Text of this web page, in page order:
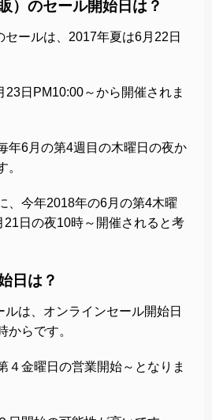
）のセール開始日は？
ールは、2017年夏は6月22日
23日PM10:00～から開催されま
年6月の第4週目の木曜日の夜か
。
、今年2018年の6月の第4木曜
21日の夜10時～開催されると考
日は？
は、オンラインセール開始日
からです。
４金曜日の営業開始～となりま